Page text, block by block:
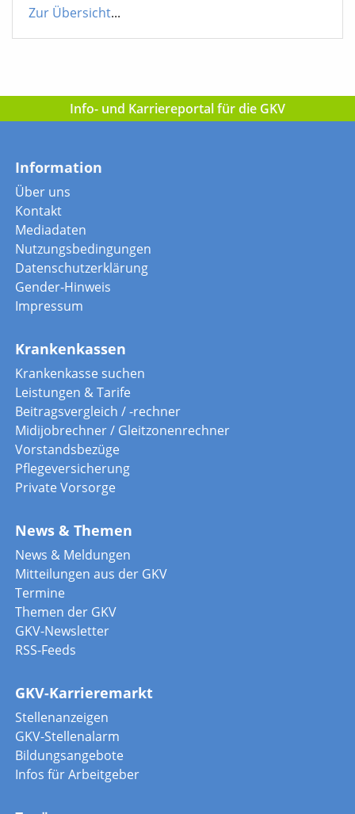
Zur Übersicht...
Info- und Karriereportal für die GKV
Information
Über uns
Kontakt
Mediadaten
Nutzungsbedingungen
Datenschutzerklärung
Gender-Hinweis
Impressum
Krankenkassen
Krankenkasse suchen
Leistungen & Tarife
Beitragsvergleich / -rechner
Midijobrechner / Gleitzonenrechner
Vorstandsbezüge
Pflegeversicherung
Private Vorsorge
News & Themen
News & Meldungen
Mitteilungen aus der GKV
Termine
Themen der GKV
GKV-Newsletter
RSS-Feeds
GKV-Karrieremarkt
Stellenanzeigen
GKV-Stellenalarm
Bildungsangebote
Infos für Arbeitgeber